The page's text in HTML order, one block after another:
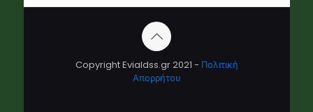
Copyright Evialdss.gr 2021 - Πολιτική
Απορρήτου